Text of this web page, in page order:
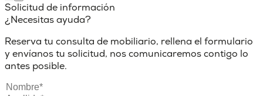
Solicitud de información
¿Necesitas ayuda?
Reserva tu consulta de mobiliario, rellena el formulario
y envíanos tu solicitud, nos comunicaremos contigo lo
antes posible.